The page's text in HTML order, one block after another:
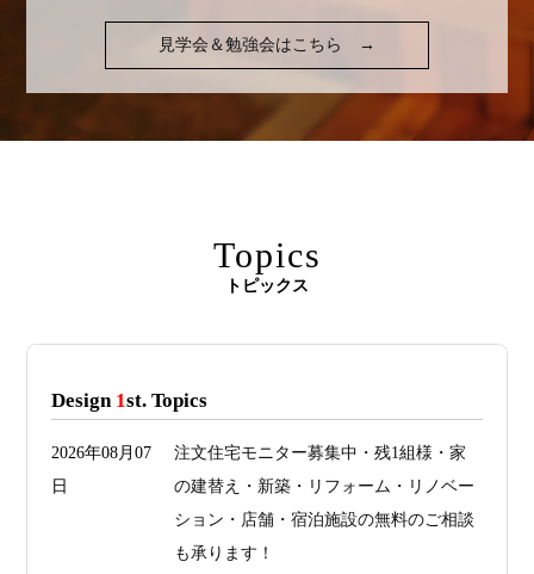
見学会＆勉強会はこちら →
Topics
トピックス
Design 1st. Topics
2026年08月07
日
注文住宅モニター募集中・残1組様・家
の建替え・新築・リフォーム・リノベー
ション・店舗・宿泊施設の無料のご相談
も承ります！